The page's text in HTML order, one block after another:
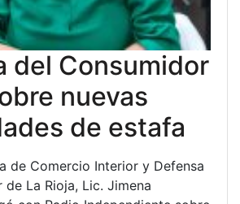
del Consumidor
nuevas
de estafa
de Comercio Interior y Defensa
La Rioja, Lic. Jimena